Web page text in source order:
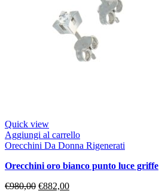
Quick view
Aggiungi al carrello
Orecchini Da Donna Rigenerati
orecchini oro bianco punto luce griffe
€980,00 €882,00